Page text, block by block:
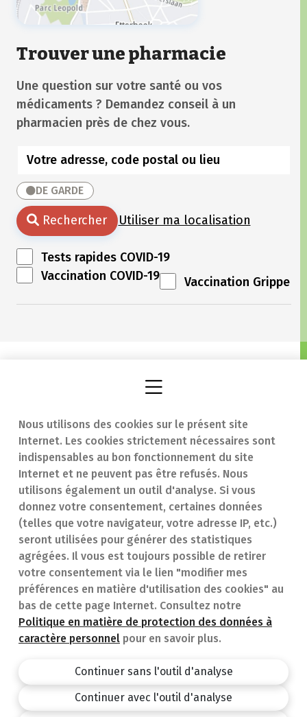
Nous utilisons des cookies sur le présent site
Internet. Les cookies strictement nécessaires sont
indispensables au bon fonctionnement du site
Internet et ne peuvent pas être refusés. Nous
utilisons également un outil d'analyse. Si vous
donnez votre consentement, certaines données
(telles que votre navigateur, votre adresse IP, etc.)
seront utilisées pour générer des statistiques
agrégées. Il vous est toujours possible de retirer
votre consentement via le lien "modifier mes
préférences en matière d'utilisation des cookies" au
bas de cette page Internet. Consultez notre
Politique en matière de protection des données à
caractère personnel pour en savoir plus.
Continuer sans l'outil d'analyse
Continuer avec l'outil d'analyse
Trouver une pharmacie
Une question sur votre santé ou vos
médicaments ? Demandez conseil à un
pharmacien près de chez vous.
DE GARDE
Rechercher Utiliser ma localisation
Tests rapides COVID-19
Vaccination COVID-19
Vaccination Grippe
Trouver une
pharmacie
Notre expertise
Maladies
Médicaments
En cas d'urgence
Contact
Questions
fréquentes (FAQ)
Pharmacie.be
Privacy policy
Conditions générales
design by